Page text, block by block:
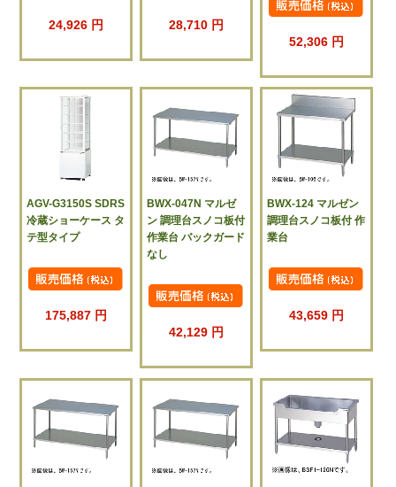
24,926 円 28,710 円
52,306 円
AGV-G3150S SDRS
冷蔵ショーケース タ
テ型タイプ
175,887 円
BWX-047N マルゼ
ン 調理台スノコ板付
作業台 バックガード
なし
42,129 円
BWX-124 マルゼン
調理台スノコ板付 作
業台
43,659 円